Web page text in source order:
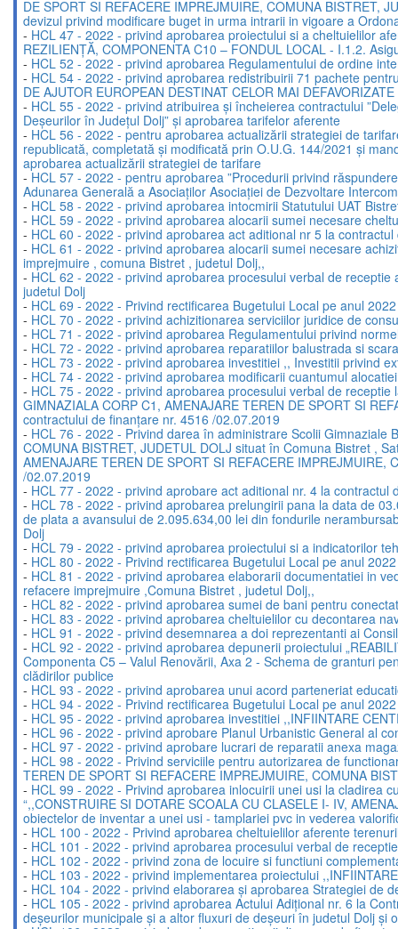
DE SPORT SI REFACERE IMPREJMUIRE, COMUNA
devizul privind modificare buget in urma intrarii in vigoare a
- HCL 47 - 2022 - privind aprobarea proiectului si a cheltuielilor
REZILIENȚĂ, COMPONENTA C10 – FONDUL LOCAL - I.1.2.
- HCL 52 - 2022 - privind aprobarea Regulamentului de ordine
- HCL 54 - 2022 - privind aprobarea redistribuirii 71 pachete
DE AJUTOR EUROPEAN DESTINAT CELOR MAI
- HCL 55 - 2022 - privind atribuirea și încheierea contractului
Deșeurilor în Județul Dolj” și aprobarea tarifelor aferente
- HCL 56 - 2022 - pentru aprobarea actualizării strategiei de
republicată, completată și modificată prin O.U.G. 144/2021 și
aprobarea actualizării strategiei de tarifare
- HCL 57 - 2022 - pentru aprobarea ”Procedurii privind
Adunarea Generală a Asociaților Asociației de Dezvoltare
- HCL 58 - 2022 - privind aprobarea intocmirii Statutului UAT
- HCL 59 - 2022 - privind aprobarea alocarii sumei necesare
- HCL 60 - 2022 - privind aprobarea act aditional nr 5 la
- HCL 61 - 2022 - privind aprobarea alocarii sumei necesare
imprejmuire , comuna Bistret , judetul Dolj,,
- HCL 62 - 2022 - privind aprobarea procesului verbal de
judetul Dolj
- HCL 69 - 2022 - Privind rectificarea Bugetului Local pe anul 2022
- HCL 70 - 2022 - privind achizitionarea serviciilor juridice de
- HCL 71 - 2022 - privind aprobarea Regulamentului privind
- HCL 72 - 2022 - privind aprobarea reparatiilor balustrada si
- HCL 73 - 2022 - privind aprobarea investitiei ,, Investitii privind
- HCL 74 - 2022 - privind aprobarea modificarii cuantumul
- HCL 75 - 2022 - privind aprobarea procesului verbal de
GIMNAZIALA CORP C1, AMENAJARE TEREN DE SPORT SI
contractului de finanțare nr. 4516 /02.07.2019
- HCL 76 - 2022 - Privind darea în administrare Scolii Gimnaziale
COMUNA BISTRET, JUDETUL DOLJ situat în Comuna Bistret ,
AMENAJARE TEREN DE SPORT SI REFACERE
/02.07.2019
- HCL 77 - 2022 - privind aprobare act aditional nr. 4 la
- HCL 78 - 2022 - privind aprobarea prelungirii pana la data de
de plata a avansului de 2.095.634,00 lei din fondurile
Dolj
- HCL 79 - 2022 - privind aprobarea proiectului si a indicatorilor
- HCL 80 - 2022 - Privind rectificarea Bugetului Local pe anul 2022
- HCL 81 - 2022 - privind aprobarea elaborarii documentatiei in
refacere imprejmuire ,Comuna Bistret , judetul Dolj,,
- HCL 82 - 2022 - privind aprobarea sumei de bani pentru
- HCL 83 - 2022 - privind aprobarea cheltuielilor cu decontarea
- HCL 91 - 2022 - privind desemnarea a doi reprezentanti ai
- HCL 92 - 2022 - privind aprobarea depunerii proiectului
Componenta C5 – Valul Renovării, Axa 2 - Schema de granturi
clădirilor publice
- HCL 93 - 2022 - privind aprobarea unui acord parteneriat
- HCL 94 - 2022 - Privind rectificarea Bugetului Local pe anul 2022
- HCL 95 - 2022 - privind aprobarea investitiei ,,INFIINTARE
- HCL 96 - 2022 - privind aprobare Planul Urbanistic General al
- HCL 97 - 2022 - privind aprobare lucrari de reparatii anexa
- HCL 98 - 2022 - Privind serviciile pentru autorizarea de
TEREN DE SPORT SI REFACERE IMPREJMUIRE, COMUNA
- HCL 99 - 2022 - Privind aprobarea inlocuirii unei usi la cladirea
“,,CONSTRUIRE SI DOTARE SCOALA CU CLASELE I- IV,
obiectelor de inventar a unei usi - tamplariei pvc in vederea
- HCL 100 - 2022 - Privind aprobarea cheltuielilor aferente
- HCL 101 - 2022 - privind aprobarea procesului verbal de
- HCL 102 - 2022 - privind zona de locuire si functiuni
- HCL 103 - 2022 - privind implementarea proiectului
- HCL 104 - 2022 - privind elaborarea și aprobarea Strategiei de
- HCL 105 - 2022 - privind aprobarea Actului Adițional nr. 6 la
deșeurilor municipale și a altor fluxuri de deșeuri în judetul Dolj și